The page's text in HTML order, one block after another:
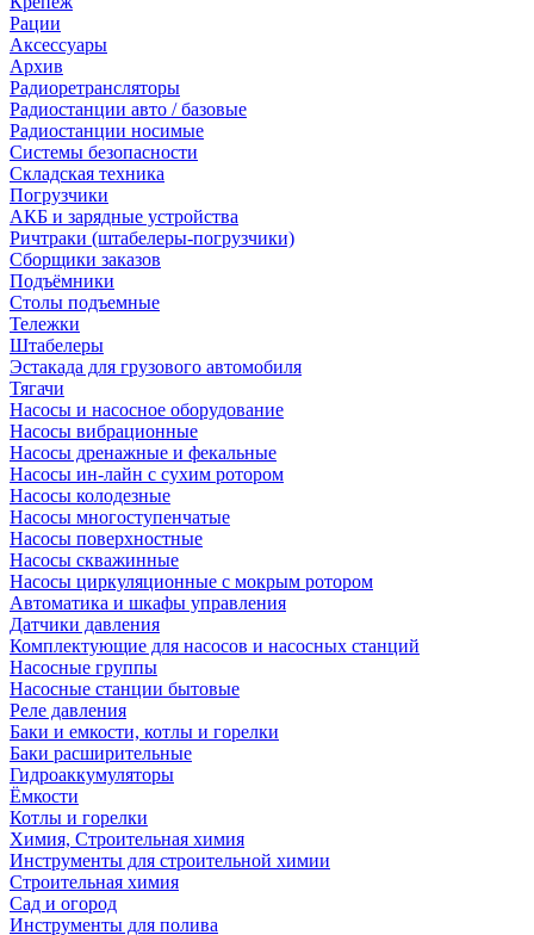
Рации
Аксессуары
Архив
Радиоретрансляторы
Радиостанции авто / базовые
Радиостанции носимые
Системы безопасности
Складская техника
Погрузчики
АКБ и зарядные устройства
Ричтраки (штабелеры-погрузчики)
Сборщики заказов
Подъёмники
Столы подъемные
Тележки
Штабелеры
Эстакада для грузового автомобиля
Тягачи
Насосы и насосное оборудование
Насосы вибрационные
Насосы дренажные и фекальные
Насосы ин-лайн с сухим ротором
Насосы колодезные
Насосы многоступенчатые
Насосы поверхностные
Насосы скважинные
Насосы циркуляционные с мокрым ротором
Автоматика и шкафы управления
Датчики давления
Комплектующие для насосов и насосных станций
Насосные группы
Насосные станции бытовые
Реле давления
Баки и емкости, котлы и горелки
Баки расширительные
Гидроаккумуляторы
Ёмкости
Котлы и горелки
Химия, Строительная химия
Инструменты для строительной химии
Строительная химия
Сад и огород
Инструменты для полива